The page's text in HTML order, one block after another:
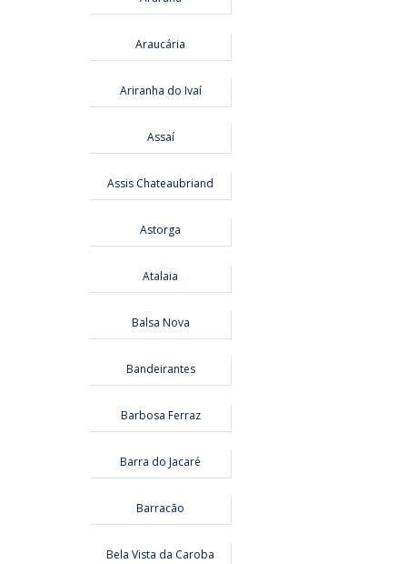
Araucária
Ariranha do Ivaí
Assaí
Assis Chateaubriand
Astorga
Atalaia
Balsa Nova
Bandeirantes
Barbosa Ferraz
Barra do Jacaré
Barracão
Bela Vista da Caroba